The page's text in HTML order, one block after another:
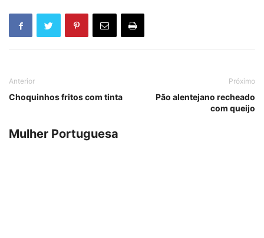
Anterior
Choquinhos fritos com tinta
Próximo
Pão alentejano recheado
com queijo
Mulher Portuguesa